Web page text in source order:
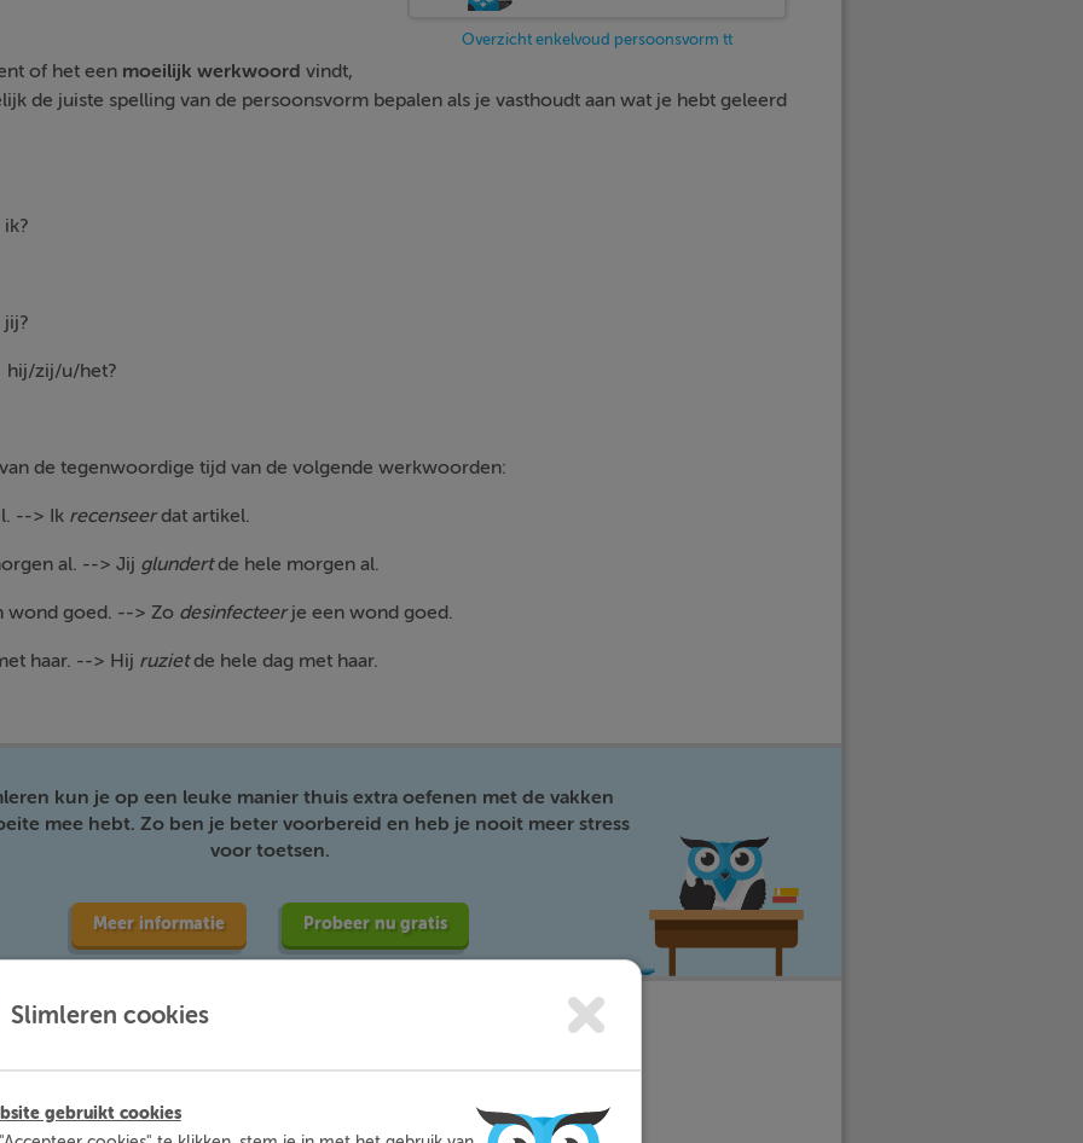
Overzicht enkelvoud persoonsvorm tt
of het een moeilijk werkwoord vindt,
de juiste spelling van de persoonsvorm bepalen als je vasthoudt aan wat je hebt geleerd
ik?
hij/zij/u/het?
de tegenwoordige tijd van de volgende werkwoorden:
--> Ik recenseerdat artikel.
al. --> Jij glundertde hele morgen al.
wond goed. --> Zo desinfecteerje een wond goed.
haar. --> Hij ruzietde hele dag met haar.
kun je op een leuke manier thuis extra oefenen met de vakken
mee hebt. Zo ben je beter voorbereid en heb je nooit meer stress
voor toetsen.
Meer informatie Probeer nu gratis
Slimleren cookies
gebruikt cookies